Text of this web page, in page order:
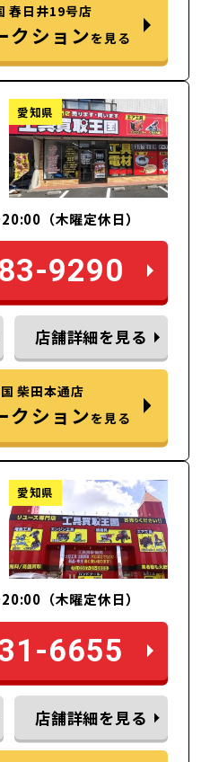
春日井19号店
クションを見る
愛知県
（木曜定休日）
9290
店舗詳細を見る
柴田本通店
クションを見る
愛知県
（木曜定休日）
6655
店舗詳細を見る